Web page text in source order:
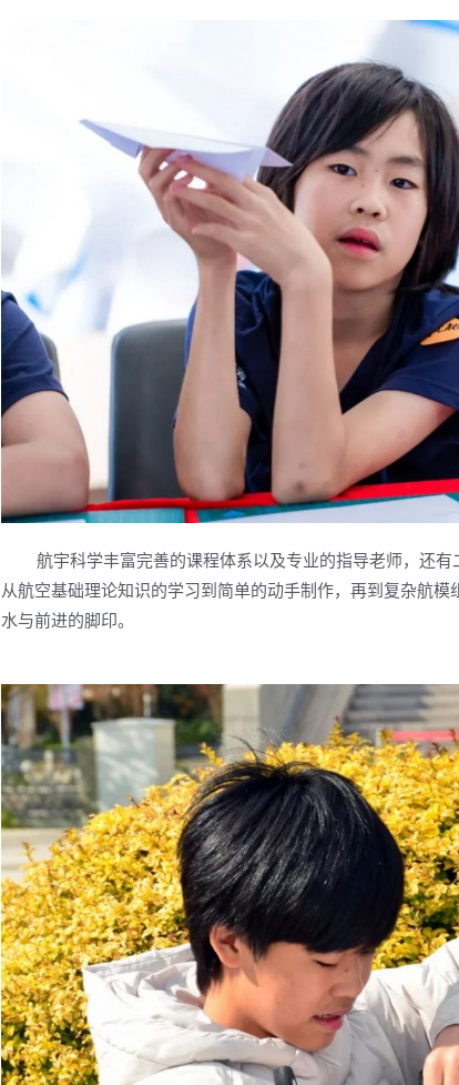
航宇科学丰富完善的课程体系以及专业的指导老师，还有
从航空基础理论知识的学习到简单的动手制作，再到复杂航
水与前进的脚印。